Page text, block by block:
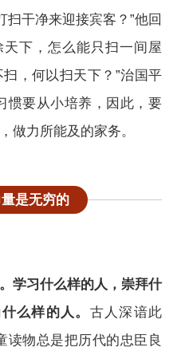
扫干净来迎接宾客？”他回
下，怎么能只扫一间屋
，何以扫天下？”治国平
惯要从小培养，因此，要
做力所能及的家务。
是无穷的
学习什么样的人，崇拜什
么样的人。 古人深谙此
读物总是把历代的忠臣良